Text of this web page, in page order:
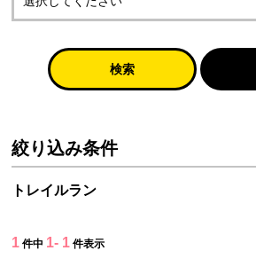
検索
絞り込み条件
トレイルラン
1 件中 1- 1 件表示